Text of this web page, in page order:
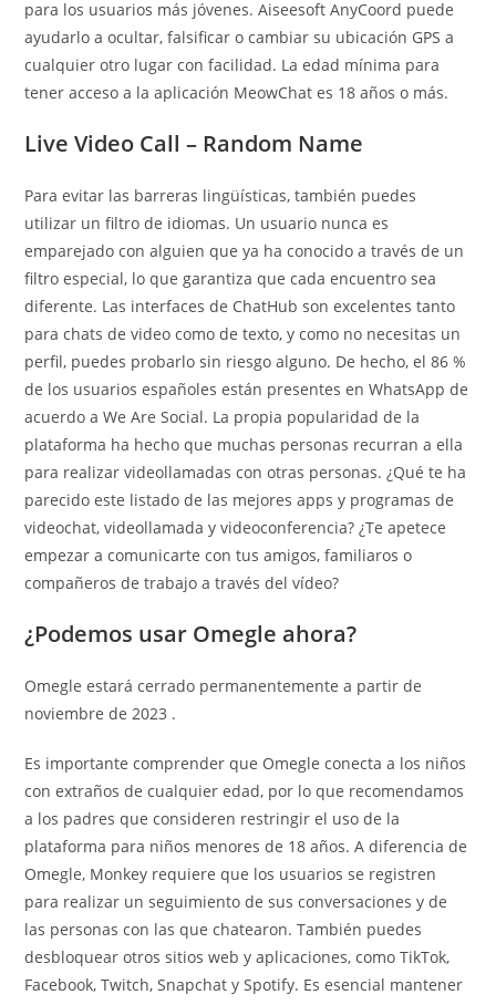
para los usuarios más jóvenes. Aiseesoft AnyCoord puede
ayudarlo a ocultar, falsificar o cambiar su ubicación GPS a
cualquier otro lugar con facilidad. La edad mínima para
tener acceso a la aplicación MeowChat es 18 años o más.
Live Video Call – Random Name
Para evitar las barreras lingüísticas, también puedes
utilizar un filtro de idiomas. Un usuario nunca es
emparejado con alguien que ya ha conocido a través de un
filtro especial, lo que garantiza que cada encuentro sea
diferente. Las interfaces de ChatHub son excelentes tanto
para chats de video como de texto, y como no necesitas un
perfil, puedes probarlo sin riesgo alguno. De hecho, el 86 %
de los usuarios españoles están presentes en WhatsApp de
acuerdo a We Are Social. La propia popularidad de la
plataforma ha hecho que muchas personas recurran a ella
para realizar videollamadas con otras personas. ¿Qué te ha
parecido este listado de las mejores apps y programas de
videochat, videollamada y videoconferencia? ¿Te apetece
empezar a comunicarte con tus amigos, familiaros o
compañeros de trabajo a través del vídeo?
¿Podemos usar Omegle ahora?
Omegle estará cerrado permanentemente a partir de
noviembre de 2023 .
Es importante comprender que Omegle conecta a los niños
con extraños de cualquier edad, por lo que recomendamos
a los padres que consideren restringir el uso de la
plataforma para niños menores de 18 años. A diferencia de
Omegle, Monkey requiere que los usuarios se registren
para realizar un seguimiento de sus conversaciones y de
las personas con las que chatearon. También puedes
desbloquear otros sitios web y aplicaciones, como TikTok,
Facebook, Twitch, Snapchat y Spotify. Es esencial mantener